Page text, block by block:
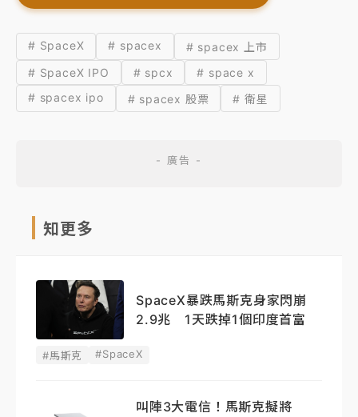
# SpaceX # spacex
# spacex 上市
# SpaceX IPO
# spcx
# space x
# spacex ipo
# spacex 股票 # 衛星
知更多
SpaceX暴跌馬斯克身家閃崩
2.9兆 1天跌掉1個印度首富
#馬斯克 #SpaceX
叫陣3大電信！馬斯克擬將